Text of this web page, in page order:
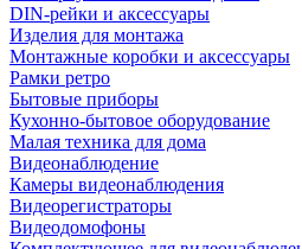
DIN-рейки и аксессуары
Изделия для монтажа
Монтажные коробки и аксессуары
Рамки ретро
Бытовые приборы
Кухонно-бытовое оборудование
Малая техника для дома
Видеонаблюдение
Камеры видеонаблюдения
Видеорегистраторы
Видеодомофоны